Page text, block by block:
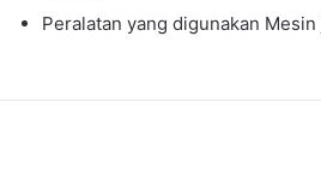
Peralatan yang digunakan